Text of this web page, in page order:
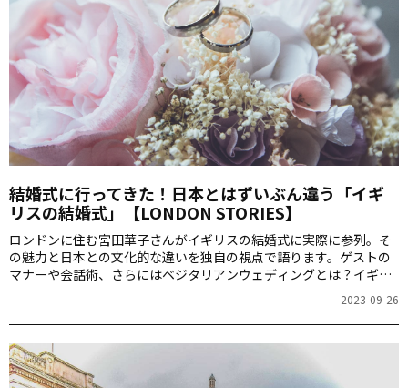
結婚式に行ってきた！日本とはずいぶん違う「イギ
リスの結婚式」【LONDON STORIES】
ロンドンに住む宮田華子さんがイギリスの結婚式に実際に参列。そ
の魅力と日本との文化的な違いを独自の視点で語ります。ゲストの
マナーや会話術、さらにはベジタリアンウェディングとは？イギリ
2023-09-26